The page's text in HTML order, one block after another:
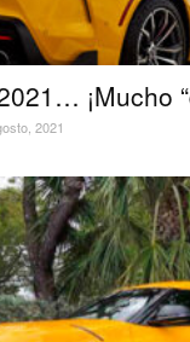
¡Mucho
2021